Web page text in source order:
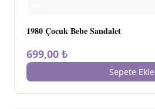
1980 Çocuk Bebe Sandalet
699,00 ₺
Sepete Ekle